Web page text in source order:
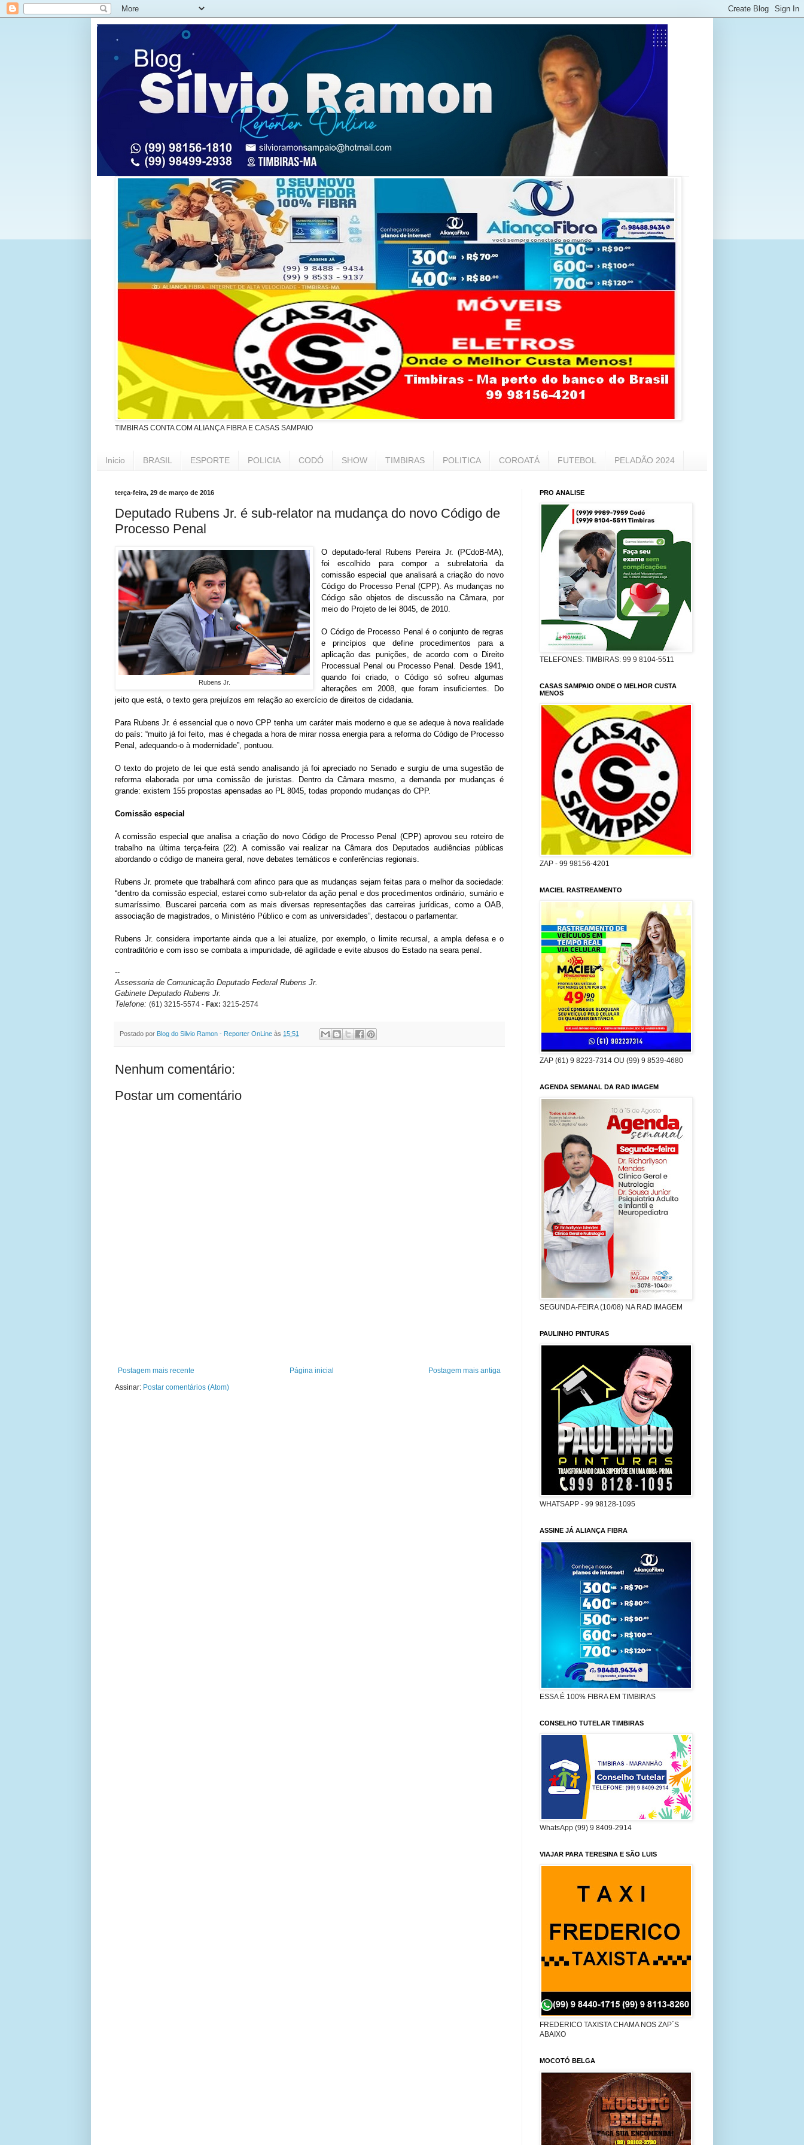
TIMBIRAS CONTA COM ALIANÇA FIBRA E CASAS SAMPAIO
Inicio BRASIL ESPORTE POLICIA CODÓ SHOW TIMBIRAS POLITICA COROATÁ FUTEBOL PELADÃO 2024
terça-feira, 29 de março de 2016
Deputado Rubens Jr. é sub-relator na mudança do novo Código de
Processo Penal
Rubens Jr.
O deputado-feral Rubens Pereira Jr. (PCdoB-MA),
foi escolhido para compor a subrelatoria da
comissão especial que analisará a criação do novo
Código do Processo Penal (CPP). As mudanças no
Código são objetos de discussão na Câmara, por
meio do Projeto de lei 8045, de 2010.
O Código de Processo Penal é o conjunto de regras
e princípios que define procedimentos para a
aplicação das punições, de acordo com o Direito
Processual Penal ou Processo Penal. Desde 1941,
quando foi criado, o Código só sofreu algumas
alterações em 2008, que foram insuficientes. Do
jeito que está, o texto gera prejuízos em relação ao exercício de direitos de cidadania.
Para Rubens Jr. é essencial que o novo CPP tenha um caráter mais moderno e que se adeque à nova realidade
do país: “muito já foi feito, mas é chegada a hora de mirar nossa energia para a reforma do Código de Processo
Penal, adequando-o à modernidade”, pontuou.
O texto do projeto de lei que está sendo analisando já foi apreciado no Senado e surgiu de uma sugestão de
reforma elaborada por uma comissão de juristas. Dentro da Câmara mesmo, a demanda por mudanças é
grande: existem 155 propostas apensadas ao PL 8045, todas propondo mudanças do CPP.
Comissão especial
A comissão especial que analisa a criação do novo Código de Processo Penal (CPP) aprovou seu roteiro de
trabalho na última terça-feira (22). A comissão vai realizar na Câmara dos Deputados audiências públicas
abordando o código de maneira geral, nove debates temáticos e conferências regionais.
Rubens Jr. promete que trabalhará com afinco para que as mudanças sejam feitas para o melhor da sociedade:
“dentro da comissão especial, estarei como sub-relator da ação penal e dos procedimentos ordinário, sumário e
sumaríssimo. Buscarei parceria com as mais diversas representações das carreiras jurídicas, como a OAB,
associação de magistrados, o Ministério Público e com as universidades”, destacou o parlamentar.
Rubens Jr. considera importante ainda que a lei atualize, por exemplo, o limite recursal, a ampla defesa e o
contraditório e com isso se combata a impunidade, dê agilidade e evite abusos do Estado na seara penal.
--
Assessoria de Comunicação Deputado Federal Rubens Jr.
Gabinete Deputado Rubens Jr.
Telefone: (61) 3215-5574 - Fax: 3215-2574
Postado por Blog do Silvio Ramon - Reporter OnLine às 15:51
Nenhum comentário:
Postar um comentário
Postagem mais recente Postagem mais antiga
Página inicial
Assinar: Postar comentários (Atom)
PRO ANALISE
TELEFONES: TIMBIRAS: 99 9 8104-5511
CASAS SAMPAIO ONDE O MELHOR CUSTA
MENOS
ZAP - 99 98156-4201
MACIEL RASTREAMENTO
ZAP (61) 9 8223-7314 OU (99) 9 8539-4680
AGENDA SEMANAL DA RAD IMAGEM
SEGUNDA-FEIRA (10/08) NA RAD IMAGEM
PAULINHO PINTURAS
WHATSAPP - 99 98128-1095
ASSINE JÁ ALIANÇA FIBRA
ESSA É 100% FIBRA EM TIMBIRAS
CONSELHO TUTELAR TIMBIRAS
WhatsApp (99) 9 8409-2914
VIAJAR PARA TERESINA E SÃO LUIS
FREDERICO TAXISTA CHAMA NOS ZAP´S
ABAIXO
MOCOTÓ BELGA